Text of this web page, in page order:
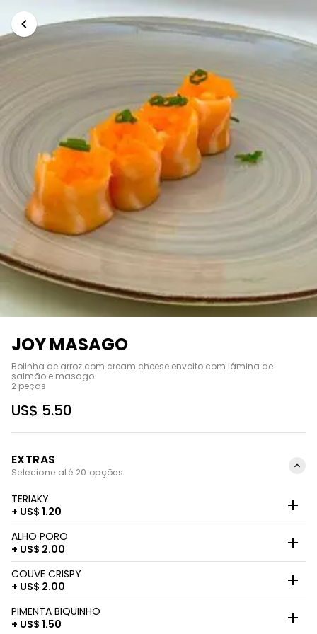
JOY MASAGO
Bolinha de arroz com cream cheese envolto com lâmina de
salmão e masago
2 peças
US$ 5.50
EXTRAS
Selecione até 20 opções
TERIAKY
+ US$ 1.20
ALHO PORO
+ US$ 2.00
COUVE CRISPY
+ US$ 2.00
PIMENTA BIQUINHO
+ US$ 1.50